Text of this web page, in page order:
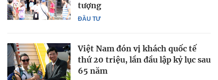
ĐẦU TƯ
tượng
Việt Nam đón vị khách quốc tế
thứ 20 triệu, lần đầu lập kỷ lục sau
65 năm